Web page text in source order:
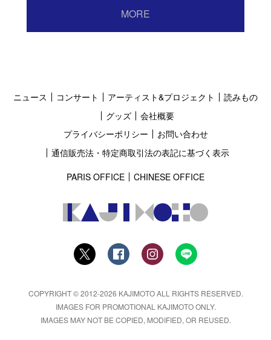
MORE
ニュース コンサート アーティスト&プロジェクト
読みもの
グッズ
会社概要
プライバシーポリシー
お問い合わせ
通信販売法・特定商取引法の表記に基づく表示
PARIS OFFICE
CHINESE OFFICE
COPYRIGHT © 2012-2026 KAJIMOTO ALL RIGHTS RESERVED.
IMAGES FOR PROMOTIONAL KAJIMOTO ONLY.
IMAGES MAY NOT BE COPIED, MODIFIED, OR REUSED.